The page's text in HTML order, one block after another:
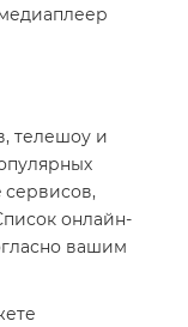
телешоу и
онлайн-
вашим